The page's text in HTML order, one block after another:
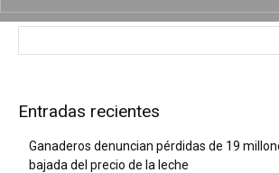
Entradas recientes
Ganaderos denuncian pérdidas de 19
bajada del precio de la leche